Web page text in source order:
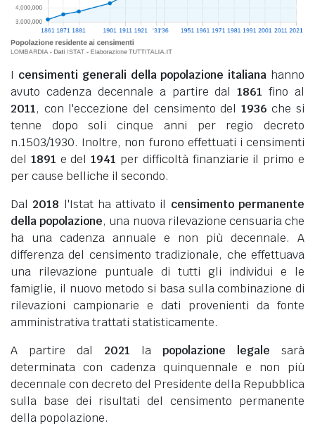
I censimenti generali della popolazione italiana hanno
avuto cadenza decennale a partire dal1861 fino al
2011, con l'eccezione del censimento del 1936 che si
tenne dopo soli cinque anni per regio decreto
n.1503/1930. Inoltre, non furono effettuati i censimenti
del 1891 e del1941 per difficoltà finanziarie il primo e
per cause belliche il secondo.
Dal 2018 l'Istat ha attivato il censimento permanente
della popolazione, una nuova rilevazione censuaria che
ha una cadenza annuale e non più decennale. A
differenza del censimento tradizionale, che effettuava
una rilevazione puntuale di tutti gli individui e le
famiglie, il nuovo metodo si basa sulla combinazione di
rilevazioni campionarie e dati provenienti da fonte
amministrativa trattati statisticamente.
A partire dal 2021 la popolazione legale sarà
determinata con cadenza quinquennale e non più
decennale con decreto del Presidente della Repubblica
sulla base dei risultati del censimento permanente
della popolazione.